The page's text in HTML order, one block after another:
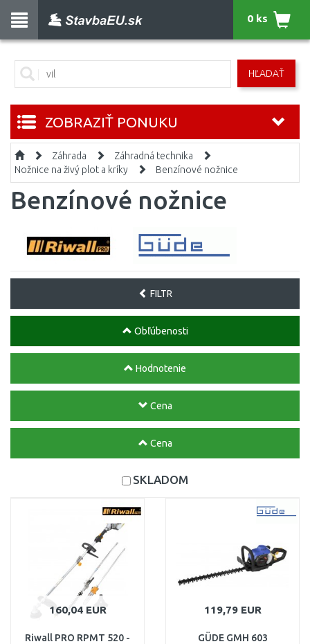
HĽADAŤ
0 ks
ZOBRAZIŤ PONUKU
Záhrada
Záhradná technika
Nožnice na živý plot a kríky
Benzínové nožnice
Benzínové nožnice
FILTR
Obľúbenosti
Hodnotenie
Cena
Cena
SKLADOM
160,04 EUR
Riwall PRO RPMT 520 -
119,79 EUR
GÜDE GMH 603